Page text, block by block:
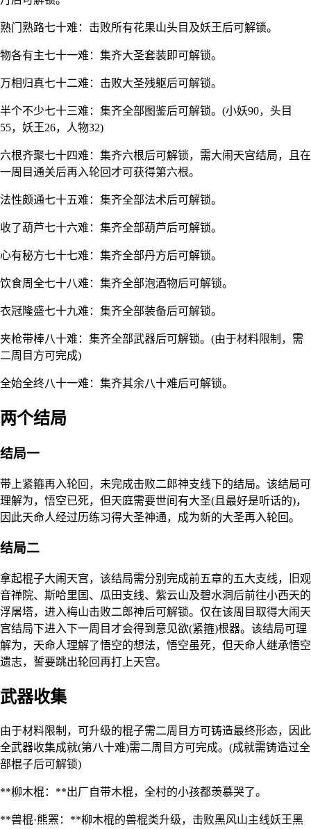
熟门熟路七十难：击败所有花果山头目及妖王后可解锁。
物各有主七十一难：集齐大圣套装即可解锁。
万相归真七十二难：击败大圣残躯后可解锁。
半个不少七十三难：集齐全部图鉴后可解锁。(小妖90，头目
55，妖王26，人物32)
六根齐聚七十四难：集齐六根后可解锁，需大闹天宫结局，且在
一周目通关后再入轮回才可获得第六根。
法性颇通七十五难：集齐全部法术后可解锁。
收了葫芦七十六难：集齐全部葫芦后可解锁。
心有秘方七十七难：集齐全部丹方后可解锁。
饮食周全七十八难：集齐全部泡酒物后可解锁。
衣冠隆盛七十九难：集齐全部装备后可解锁。
夹枪带棒八十难：集齐全部武器后可解锁。(由于材料限制，需
二周目方可完成)
全始全终八十一难：集齐其余八十难后可解锁。
两个结局
结局一
带上紧箍再入轮回，未完成击败二郎神支线下的结局。该结局可
理解为，悟空已死，但天庭需要世间有大圣(且最好是听话的)，
因此天命人经过历练习得大圣神通，成为新的大圣再入轮回。
结局二
拿起棍子大闹天宫，该结局需分别完成前五章的五大支线，旧观
音禅院、斯哈里国、瓜田支线、紫云山及碧水洞后前往小西天的
浮屠塔，进入梅山击败二郎神后可解锁。仅在该周目取得大闹天
宫结局下进入下一周目才会得到意见欲(紧箍)根器。该结局可理
解为，天命人理解了悟空的想法，悟空虽死，但天命人继承悟空
遗志，誓要跳出轮回再打上天宫。
武器收集
由于材料限制，可升级的棍子需二周目方可铸造最终形态，因此
全武器收集成就(第八十难)需二周目方可完成。(成就需铸造过全
部棍子后可解锁)
**柳木棍：**出厂自带木棍，全村的小孩都羡慕哭了。
**兽棍·熊罴：**柳木棍的兽棍类升级，击败黑风山主线妖王黑